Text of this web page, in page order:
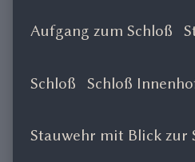
Aufgang zum Schloß
Schloß Schloß
Stauwehr mit Blick zur